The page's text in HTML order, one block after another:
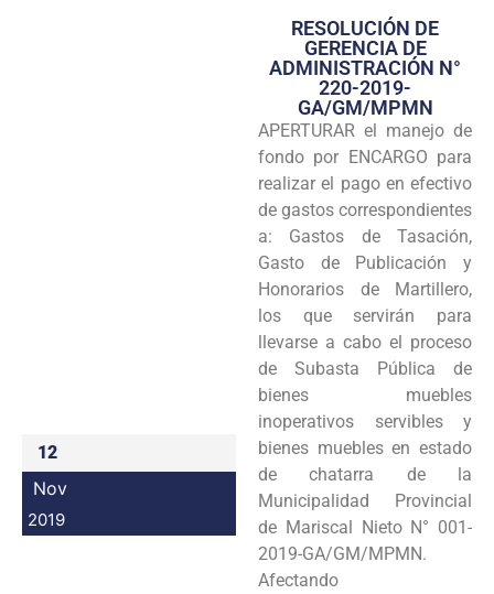
Transparencia
Seguridad
Programas
Intranet
12
Nov
2019
RESOLUCIÓN DE
GERENCIA DE
ADMINISTRACIÓN N°
220-2019-
GA/GM/MPMN
APERTURAR el manejo de
fondo por ENCARGO para
realizar el pago en efectivo
de gastos correspondientes
a: Gastos de Tasación,
Gasto de Publicación y
Honorarios de Martillero,
los que servirán para
llevarse a cabo el proceso
de Subasta Pública de
bienes muebles
inoperativos servibles y
bienes muebles en estado
de chatarra de la
Municipalidad Provincial
de Mariscal Nieto N° 001-
2019-GA/GM/MPMN.
Afectando